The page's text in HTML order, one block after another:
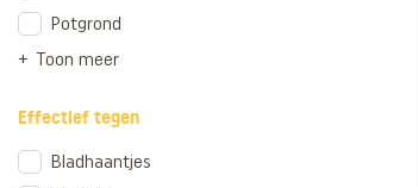
Potgrond
Toon meer
Effectief tegen
Bladhaantjes